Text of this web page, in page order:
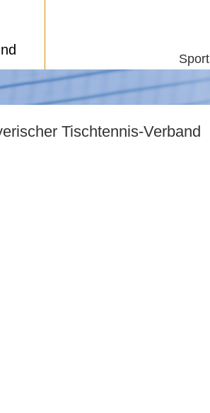
Sport
Tischtennis-Verband